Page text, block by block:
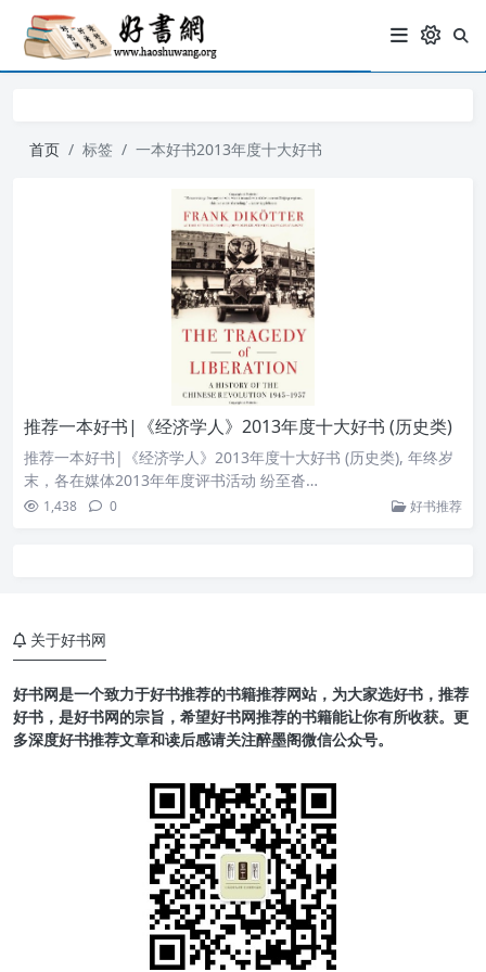
首页 标签 一本好书2013年度十大好书
推荐一本好书|《经济学人》2013年度十大好书 (历史类)
推荐一本好书|《经济学人》2013年度十大好书 (历史类), 年终岁
末，各在媒体2013年年度评书活动 纷至沓…
1,438 0 好书推荐
关于好书网
好书网是一个致力于好书推荐的书籍推荐网站，为大家选好书，推荐
好书，是好书网的宗旨，希望好书网推荐的书籍能让你有所收获。更
多深度好书推荐文章和读后感请关注醉墨阁微信公众号。